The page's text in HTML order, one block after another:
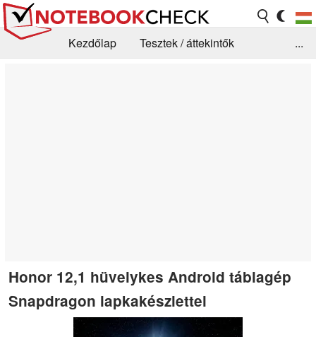
Kezdőlap
Tesztek / áttekintők
...
Honor 12,1 hüvelykes Android táblagép
Snapdragon lapkakészlettel